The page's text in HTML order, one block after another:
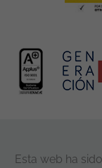
Esta web ha